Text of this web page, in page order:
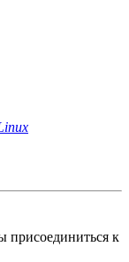
присоединиться к